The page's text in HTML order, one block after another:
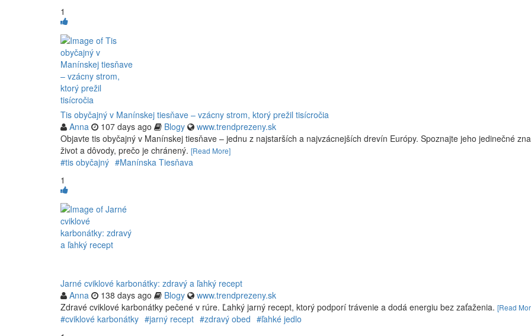
1
Tis obyčajný v Manínskej tiesňave – vzácny strom, ktorý prežil tisícročia
Anna
107 days ago Blogy
www.trendprezeny.sk
Objavte tis obyčajný v Manínskej tiesňave – jednu z najstarších a najvzácnejších drevín Európy. Spoznajte jeho jedinečné
život a dôvody, prečo je chránený. [Read More]
#tis obyčajný #Manínska Tiesňava
1
Jarné cviklové karbonátky: zdravý a ľahký recept
Anna
138 days ago Blogy
www.trendprezeny.sk
Zdravé cviklové karbonátky pečené v rúre. Ľahký jarný recept, ktorý podporí trávenie a dodá energiu bez zaťaženia. [Read
#cviklové karbonátky #jarný recept #zdravý obed #ľahké jedlo